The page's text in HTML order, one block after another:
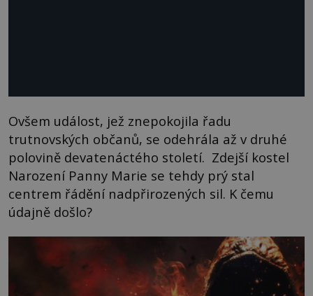
Ovšem událost, jež znepokojila řadu
trutnovských občanů, se odehrála až v druhé
polovině devatenáctého století. Zdejší kostel
Narození Panny Marie se tehdy prý stal
centrem řádění nadpřirozených sil. K čemu
údajně došlo?